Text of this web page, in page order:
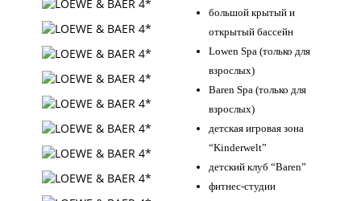
большой крытый и
открытый бассейн
Lowen Spa (только для
взрослых)
Baren Spa (только для
взрослых)
детская игровая зона
“Kinderwelt”
детский клуб “Baren”
фитнес-студии